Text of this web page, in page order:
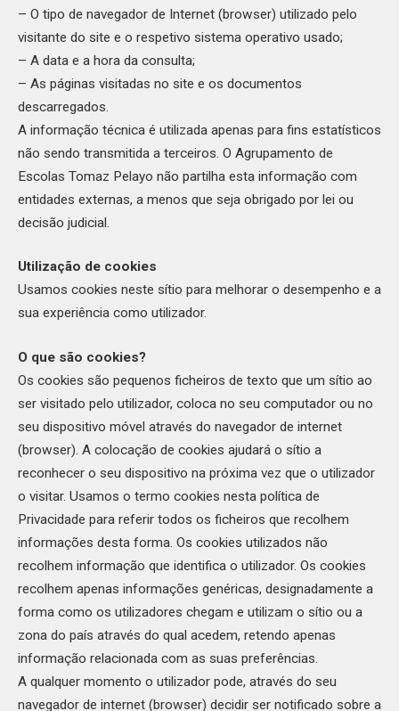
– O tipo de navegador de Internet (browser) utilizado pelo
visitante do site e o respetivo sistema operativo usado;
– A data e a hora da consulta;
– As páginas visitadas no site e os documentos
descarregados.
A informação técnica é utilizada apenas para fins estatísticos
não sendo transmitida a terceiros. O Agrupamento de
Escolas Tomaz Pelayo não partilha esta informação com
entidades externas, a menos que seja obrigado por lei ou
decisão judicial.
Utilização de cookies
Usamos cookies neste sítio para melhorar o desempenho e a
sua experiência como utilizador.
O que são cookies?
Os cookies são pequenos ficheiros de texto que um sítio ao
ser visitado pelo utilizador, coloca no seu computador ou no
seu dispositivo móvel através do navegador de internet
(browser). A colocação de cookies ajudará o sítio a
reconhecer o seu dispositivo na próxima vez que o utilizador
o visitar. Usamos o termo cookies nesta política de
Privacidade para referir todos os ficheiros que recolhem
informações desta forma. Os cookies utilizados não
recolhem informação que identifica o utilizador. Os cookies
recolhem apenas informações genéricas, designadamente a
forma como os utilizadores chegam e utilizam o sítio ou a
zona do país através do qual acedem, retendo apenas
informação relacionada com as suas preferências.
A qualquer momento o utilizador pode, através do seu
navegador de internet (browser) decidir ser notificado sobre a